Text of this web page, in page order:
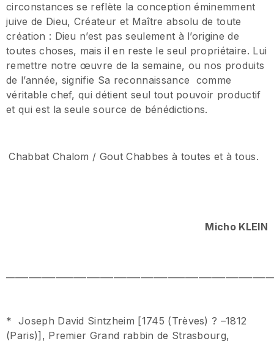
circonstances se reflète la conception éminemment
juive de Dieu, Créateur et Maître absolu de toute
création : Dieu n’est pas seulement à l’origine de
toutes choses, mais il en reste le seul propriétaire. Lui
remettre notre œuvre de la semaine, ou nos produits
de l’année, signifie Sa reconnaissance comme
véritable chef, qui détient seul tout pouvoir productif
et qui est la seule source de bénédictions.
Chabbat Chalom / Gout Chabbes à toutes et à tous.
Micho KLEIN
* Joseph David Sintzheim [1745 (Trèves) ? –1812
(Paris)], Premier Grand rabbin de Strasbourg,